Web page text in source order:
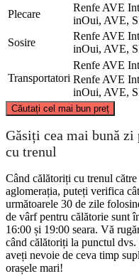
Plecare
Renfe AVE
inOui, AVE,
Sosire
Renfe AVE
inOui, AVE,
Transportatori
Renfe AVE
Renfe AVE
inOui, AVE,
Căutați cel mai bun preț
Madrid
Găsiți cea mai bună
cu trenul
Când călătoriți cu trenul
aglomerația, puteți verifica
următoarele 30 de zile
de vârf pentru călătorie sunt
16:00 și 19:00 seara. Vă
când călătoriți la punctul dvs.
aveți nevoie de ceva timp
orașele mari!